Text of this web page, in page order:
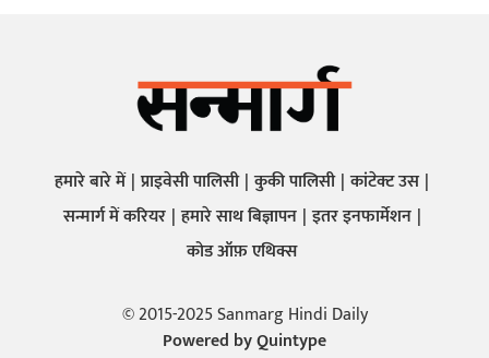
हमारे बारे में प्राइवेसी पालिसी कुकी पालिसी कांटेक्ट उस
सन्मार्ग में करियर हमारे साथ बिज्ञापन इतर इनफार्मेशन
कोड ऑफ़ एथिक्स
© 2015-2025 Sanmarg Hindi Daily
Powered byQuintype